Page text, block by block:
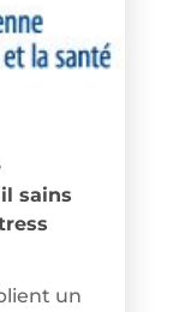
sains
un